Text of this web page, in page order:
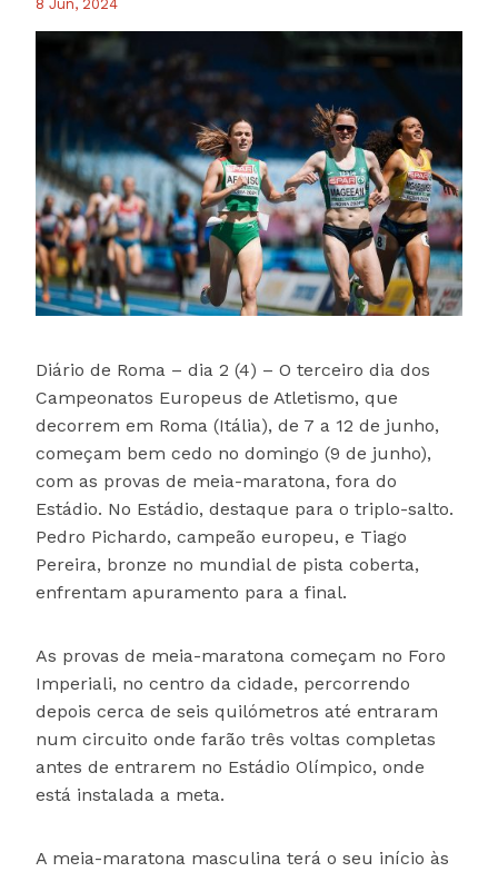
8 Jun, 2024
Diário de Roma – dia 2 (4) – O terceiro dia dos
Campeonatos Europeus de Atletismo, que
decorrem em Roma (Itália), de 7 a 12 de junho,
começam bem cedo no domingo (9 de junho),
com as provas de meia-maratona, fora do
Estádio. No Estádio, destaque para o triplo-salto.
Pedro Pichardo, campeão europeu, e Tiago
Pereira, bronze no mundial de pista coberta,
enfrentam apuramento para a final.
As provas de meia-maratona começam no Foro
Imperiali, no centro da cidade, percorrendo
depois cerca de seis quilómetros até entraram
num circuito onde farão três voltas completas
antes de entrarem no Estádio Olímpico, onde
está instalada a meta.
A meia-maratona masculina terá o seu início às